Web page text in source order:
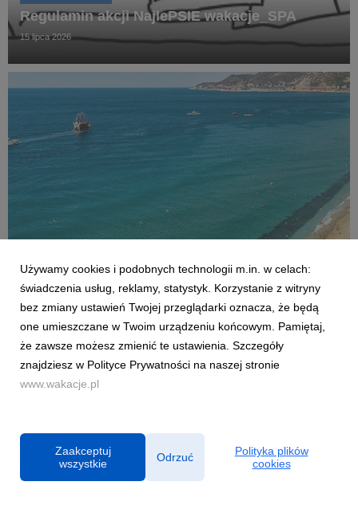
Regulamin akcji NajlePSIE wakacje_SPA
15 lipca 2026
AKTUALNOŚCI
Czy Polacy potrafią wypoczywać? Co czwarty
sprawdza służbowe maile na wakacjach
2 lipca 2026
Sezon urlopowy w pełni, jednak dla wielu z nas wyjazd poza
miejsce zamieszkania nie oznacza całkowitego odizolowania
się od spraw zawodowych. Z najnowszej analizy firmy
Używamy cookies i podobnych technologii m.in. w celach:
świadczenia usług, reklamy, statystyk. Korzystanie z witryny
bez zmiany ustawień Twojej przeglądarki oznacza, że będą
one umieszczane w Twoim urządzeniu końcowym. Pamiętaj,
że zawsze możesz zmienić te ustawienia. Szczegóły
znajdziesz w Polityce Prywatności na naszej stronie
www.wakacje.pl
Zaakceptuj
wszystkie
Odrzuć
Polityka plików
cookies